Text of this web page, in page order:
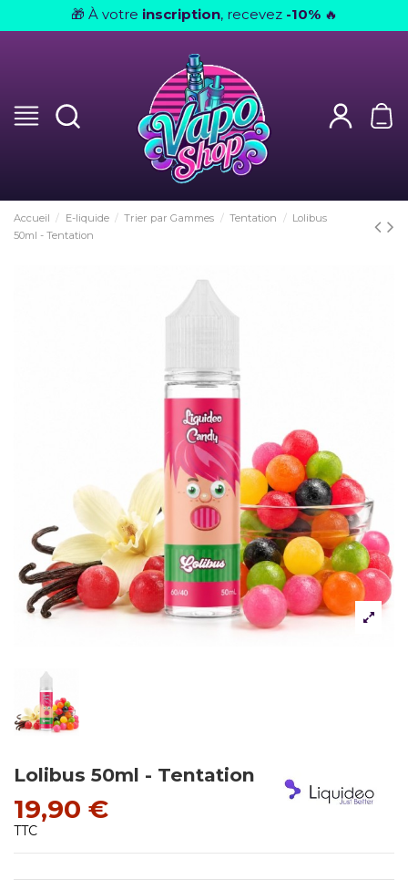
🎁 À votre inscription, recevez -10% 🔥
Accueil E-liquide Trier par Gammes Tentation
Lolibus
50ml - Tentation
Lolibus 50ml - Tentation
19,90 €
TTC